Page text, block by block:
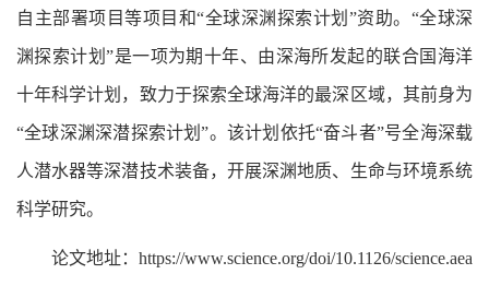
自主部署项目等项目和“全球深渊探索计划”资助。“全球深
渊探索计划”是一项为期十年、由深海所发起的联合国海洋
十年科学计划，致力于探索全球海洋的最深区域，其前身为
“全球深渊深潜探索计划”。该计划依托“奋斗者”号全海深载
人潜水器等深潜技术装备，开展深渊地质、生命与环境系统
科学研究。
论文地址：https://www.science.org/doi/10.1126/science.aea